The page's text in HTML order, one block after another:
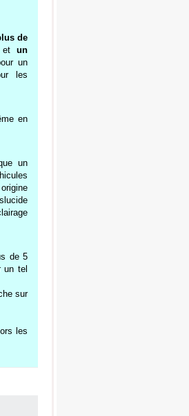
de
etun
un
les
en
un
de 5
un tel
sur
les